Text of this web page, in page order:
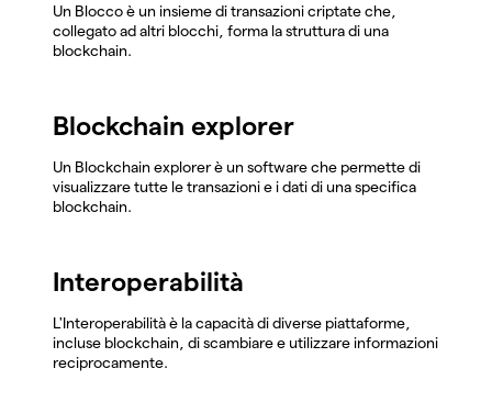
Un Blocco è un insieme di transazioni criptate che,
collegato ad altri blocchi, forma la struttura di una
blockchain.
Blockchain explorer
Un Blockchain explorer è un software che permette di
visualizzare tutte le transazioni e i dati di una specifica
blockchain.
Interoperabilità
L'Interoperabilità è la capacità di diverse piattaforme,
incluse blockchain, di scambiare e utilizzare informazioni
reciprocamente.